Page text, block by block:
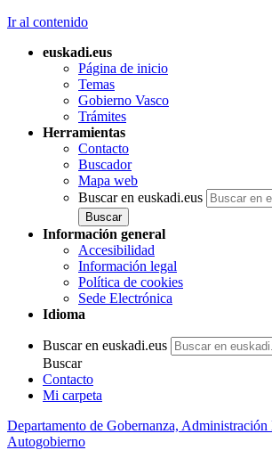
Ir al contenido
euskadi.eus
Página de inicio
Temas
Gobierno Vasco
Trámites
Herramientas
Contacto
Buscador
Mapa web
Buscar en euskadi.eus
Información general
Accesibilidad
Información legal
Política de cookies
Sede Electrónica
Idioma
Buscar en euskadi.eus
Buscar
Contacto
Mi carpeta
Departamento de Gobernanza,
Autogobierno